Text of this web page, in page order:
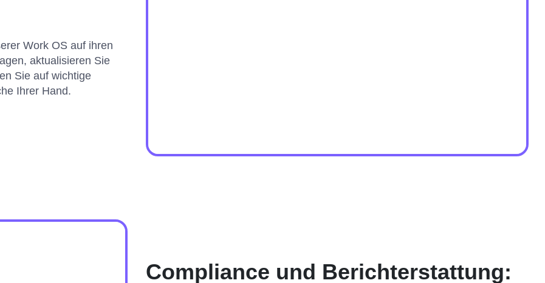
Work OS auf ihren
aktualisieren Sie
Sie auf wichtige
Ihrer Hand.
Compliance und Berichterstattung: